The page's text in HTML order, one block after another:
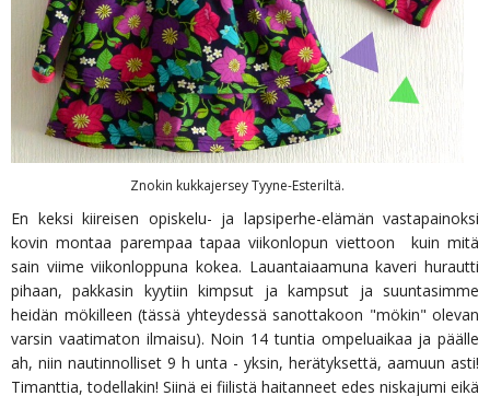
Znokin kukkajersey Tyyne-Esteriltä.
En keksi kiireisen opiskelu- ja lapsiperhe-elämän vastapainoksi
kovin montaa parempaa tapaa viikonlopun viettoon kuin mitä
sain viime viikonloppuna kokea. Lauantaiaamuna kaveri hurautti
pihaan, pakkasin kyytiin kimpsut ja kampsut ja suuntasimme
heidän mökilleen (tässä yhteydessä sanottakoon "mökin" olevan
varsin vaatimaton ilmaisu). Noin 14 tuntia ompeluaikaa ja päälle
ah, niin nautinnolliset 9 h unta - yksin, herätyksettä, aamuun asti!
Timanttia, todellakin! Siinä ei fiilistä haitanneet edes niskajumi eikä